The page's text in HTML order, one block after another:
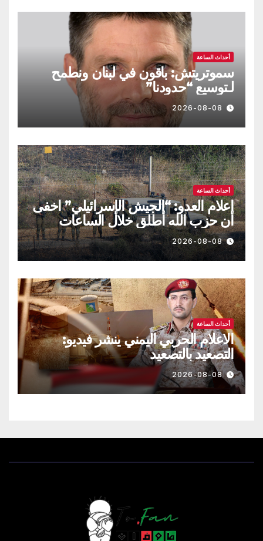
أحداث الساعة
سموتريتش: باقون في لبنان ونطمح
لـتوسيع “حدودنا”
2026-08-08
أحداث الساعة
اعلام العدو: “الجيش الإسرائيلي” اخفى
أن حزب الله أطلق خلال الساعات
الماضية طائرة مسيّرة مفخخة
2026-08-08
أحداث الساعة
الاعلام الحربي اليمني ينشر فيديو:
التصعيد بالتصعيد
2026-08-08